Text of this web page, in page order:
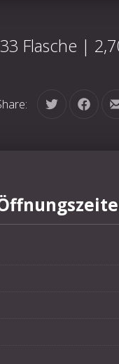
Flasche |
Tweet Share